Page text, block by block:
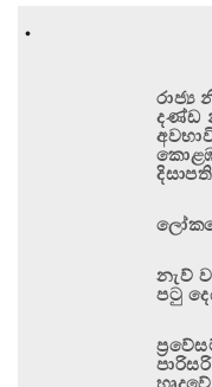
.
රාජ්‍ය
දණ්ඩ
දිසාපති
නැව්
පටු